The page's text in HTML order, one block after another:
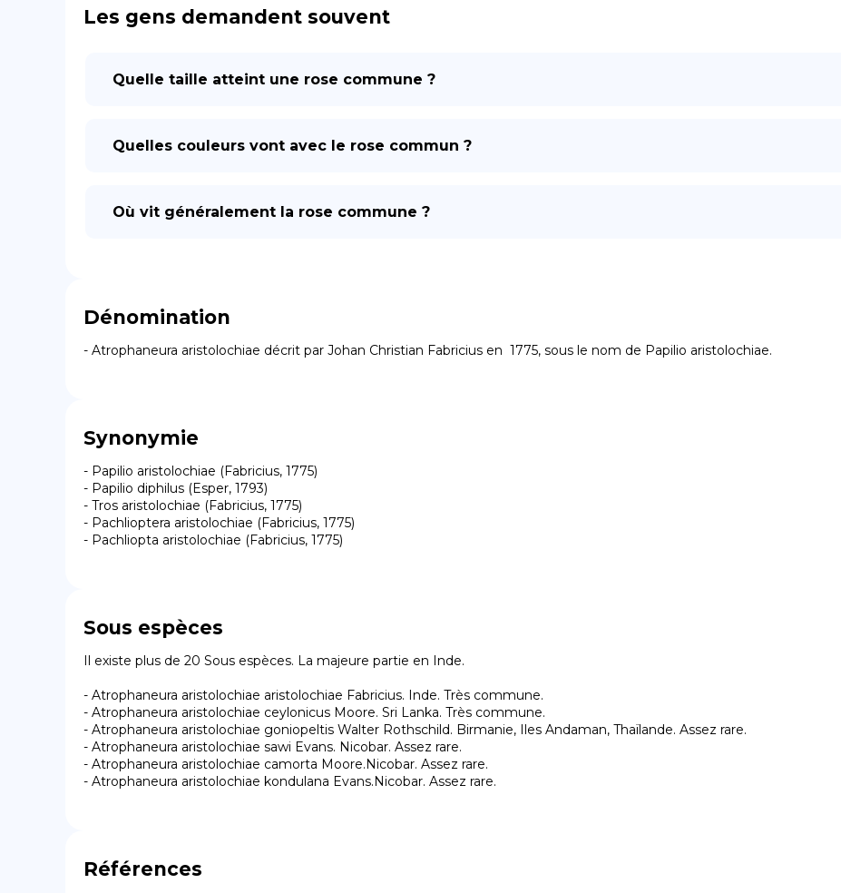
Les gens demandent souvent
Quelle taille atteint une rose commune ?
Quelles couleurs vont avec le rose commun ?
Où vit généralement la rose commune ?
Dénomination
- Atrophaneura aristolochiae décrit par Johan Christian Fabricius en  1775, sous le nom de Papilio aristolochiae.
Synonymie
- Papilio aristolochiae (Fabricius, 1775)
- Papilio diphilus (Esper, 1793)
- Tros aristolochiae (Fabricius, 1775)
- Pachlioptera aristolochiae (Fabricius, 1775)
- Pachliopta aristolochiae (Fabricius, 1775)
Sous espèces
Il existe plus de 20 Sous espèces. La majeure partie en Inde.
- Atrophaneura aristolochiae aristolochiae Fabricius. Inde. Très commune.
- Atrophaneura aristolochiae ceylonicus Moore. Sri Lanka. Très commune.
- Atrophaneura aristolochiae goniopeltis Walter Rothschild. Birmanie, Iles Andaman, Thaïlande. Assez rare.
- Atrophaneura aristolochiae sawi Evans. Nicobar. Assez rare.
- Atrophaneura aristolochiae camorta Moore.Nicobar. Assez rare.
- Atrophaneura aristolochiae kondulana Evans.Nicobar. Assez rare.
Références